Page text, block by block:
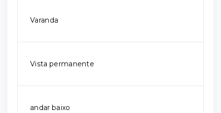
Varanda
Vista permanente
andar baixo